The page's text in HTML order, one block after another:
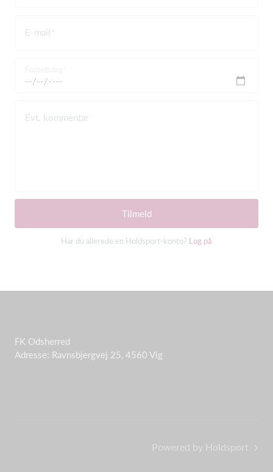
E-mail
Evt. kommentar
Tilmeld
Har du allerede en Holdsport-konto? Log på
FK Odsherred
Adresse: Ravnsbjergvej 25, 4560 Vig
Powered by Holdsport